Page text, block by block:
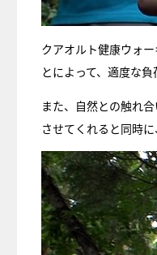
クアオルト健康ウォ
とによって、適度な
また、自然との触れ
させてくれると同時